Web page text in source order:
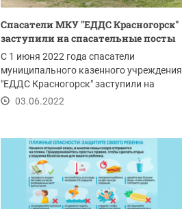
Спасатели МКУ "ЕДДС Красногорск"
заступили на спасательные посты
С 1 июня 2022 года спасатели
муниципального казенного учреждения
"ЕДДС Красногорск" заступили на
спасательные посты...
03.06.2022